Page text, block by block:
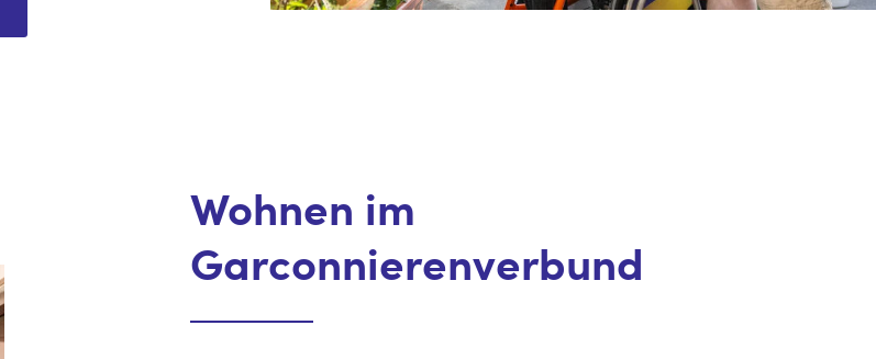
Wohnen im
Garconnierenverbund